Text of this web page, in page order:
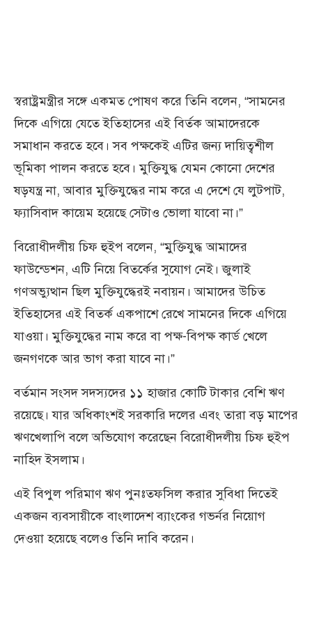
স্বরাষ্ট্রমন্ত্রীর সঙ্গে একমত পোষণ করে তিনি বলেন, “সামনের
দিকে এগিয়ে যেতে ইতিহাসের এই বির্তক আমাদেরকে
সমাধান করতে হবে। সব পক্ষকেই এটির জন্য দায়িত্বশীল
ভূমিকা পালন করতে হবে। মুক্তিযুদ্ধ যেমন কোনো দেশের
ষড়যন্ত্র না, আবার মুক্তিযুদ্ধের নাম করে এ দেশে যে লুটপাট,
ফ্যাসিবাদ কায়েম হয়েছে সেটাও ভোলা যাবো না।”
বিরোধীদলীয় চিফ হুইপ বলেন, “মুক্তিযুদ্ধ আমাদের
ফাউন্ডেশন, এটি নিয়ে বিতর্কের সুযোগ নেই। জুলাই
গণঅভ্যুত্থান ছিল মুক্তিযুদ্ধেরই নবায়ন। আমাদের উচিত
ইতিহাসের এই বিতর্ক একপাশে রেখে সামনের দিকে এগিয়ে
যাওয়া। মুক্তিযুদ্ধের নাম করে বা পক্ষ-বিপক্ষ কার্ড খেলে
জনগণকে আর ভাগ করা যাবে না।”
বর্তমান সংসদ সদস্যদের ১১ হাজার কোটি টাকার বেশি ঋণ
রয়েছে। যার অধিকাংশই সরকারি দলের এবং তারা বড় মাপের
ঋণখেলাপি বলে অভিযোগ করেছেন বিরোধীদলীয় চিফ হুইপ
নাহিদ ইসলাম।
এই বিপুল পরিমাণ ঋণ পুনঃতফসিল করার সুবিধা দিতেই
একজন ব্যবসায়ীকে বাংলাদেশ ব্যাংকের গভর্নর নিয়োগ
দেওয়া হয়েছে বলেও তিনি দাবি করেন।